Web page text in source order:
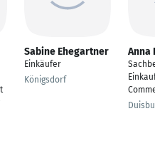
Sabine Ehegartner
Einkäufer
Königsdorf
Anna